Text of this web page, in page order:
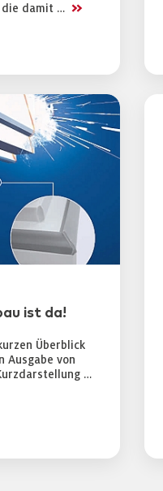
die damit … >>
ist da!
Überblick
Ausgabe von
…